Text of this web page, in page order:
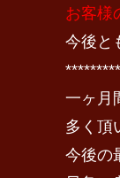
お客様
今後と
一ヶ月
多く頂
今後の